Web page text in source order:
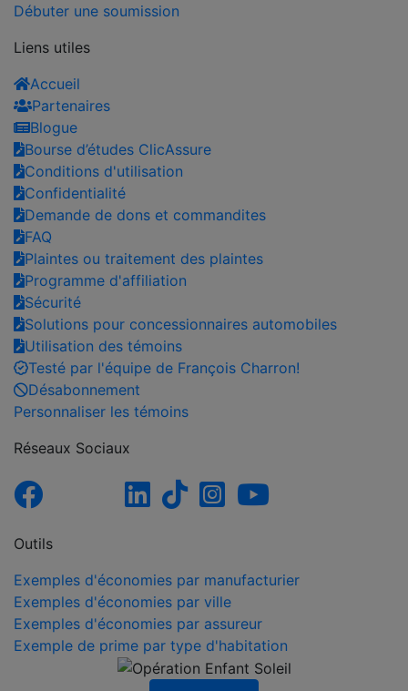
Débuter une soumission
Liens utiles
Accueil
Partenaires
Blogue
Bourse d’études ClicAssure
Conditions d'utilisation
Confidentialité
Demande de dons et commandites
FAQ
Plaintes ou traitement des plaintes
Programme d'affiliation
Sécurité
Solutions pour concessionnaires automobiles
Utilisation des témoins
Testé par l'équipe de François Charron!
Désabonnement
Personnaliser les témoins
Réseaux Sociaux
Outils
Exemples d'économies par manufacturier
Exemples d'économies par ville
Exemples d'économies par assureur
Exemple de prime par type d'habitation